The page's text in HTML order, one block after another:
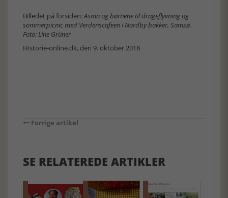
Billedet på forsiden:Asma og børnene til drageflyvning og
sommerpicnic med Verdenscafeen i Nordby bakker, Samsø.
Foto: Line Grüner
Historie-online.dk, den 9. oktober 2018
Forrige artikel
SE RELATEREDE ARTIKLER